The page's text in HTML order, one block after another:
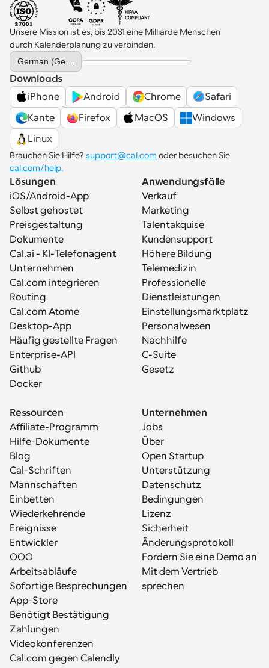
Unsere Mission ist es, bis 2031 eine Milliarde Menschen
durch Kalenderplanung zu verbinden.
Select Language
Downloads
iPhone
Android Chrome
Safari
Kante
Firefox MacOS
Windows
Linux
Brauchen Sie Hilfe? support@cal.com
cal.com/help.
Lösungen
iOS/Android-App
Selbst gehostet
Preisgestaltung
Dokumente
Cal.ai - KI-Telefonagent
Unternehmen
Cal.com integrieren
Routing
Cal.com Atome
Desktop-App
Häufig gestellte Fragen
Enterprise-API
Github
Docker
Anwendungsfälle
Verkauf
Marketing
Talentakquise
Kundensupport
Höhere Bildung
Telemedizin
Professionelle
Dienstleistungen
Einstellungsmarktplatz
Personalwesen
Nachhilfe
C-Suite
Gesetz
Ressourcen
Affiliate-Programm
Hilfe-Dokumente
Blog
Cal-Schriften
Mannschaften
Einbetten
Wiederkehrende
Ereignisse
Entwickler
OOO
Arbeitsabläufe
Sofortige Besprechungen
App-Store
Benötigt Bestätigung
Zahlungen
Videokonferenzen
Cal.com gegen Calendly
Unternehmen
Jobs
Über
Open Startup
Unterstützung
Datenschutz
Bedingungen
Lizenz
Sicherheit
Änderungsprotokoll
Fordern Sie eine Demo an
Mit dem Vertrieb
sprechen